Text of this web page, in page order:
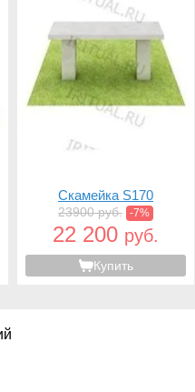
Скамейка S170
23900 руб. -7%
22 200 руб.
Купить